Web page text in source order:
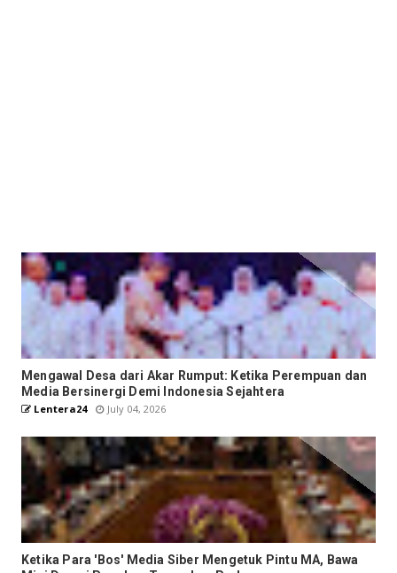
Mengawal Desa dari Akar Rumput: Ketika Perempuan dan
Media Bersinergi Demi Indonesia Sejahtera
Lentera24 July 04, 2026
Ketika Para 'Bos' Media Siber Mengetuk Pintu MA, Bawa